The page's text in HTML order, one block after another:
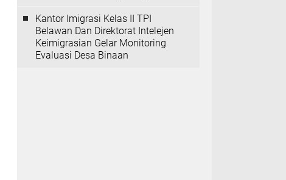
Kantor Imigrasi Kelas II TPI
Belawan Dan Direktorat Intelejen
Keimigrasian Gelar Monitoring
Evaluasi Desa Binaan